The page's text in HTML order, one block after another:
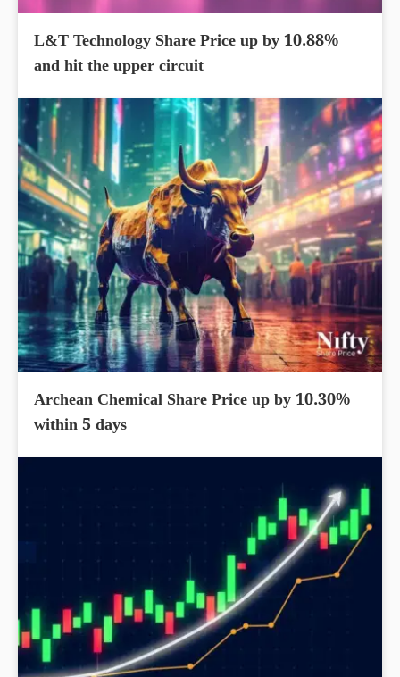
L&T Technology Share Price up by 10.88%
and hit the upper circuit
Archean Chemical Share Price up by 10.30%
within 5 days